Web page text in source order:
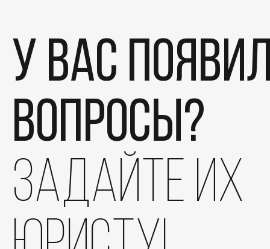
У вас
вопросы?
задайте их
Дела
Отзывы